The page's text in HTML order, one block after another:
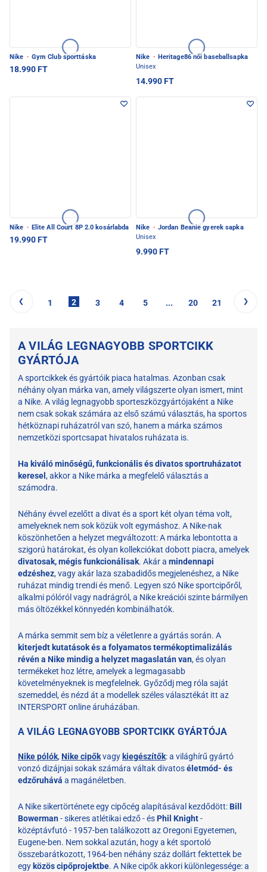
Nike · Gym Club sporttáska
18.990 FT
Nike · Heritage86 női baseballsapka
Unisex
14.990 FT
Nike · Elite All Court 8P 2.0 kosárlabda
19.990 FT
Nike · Jordan Beanie gyerek sapka
Unisex
9.990 FT
1 2 3 4 5 ... 20 21
A VILÁG LEGNAGYOBB SPORTCIKK
GYÁRTÓJA
A sportcikkek és gyártóik piaca hatalmas. Azonban csak
néhány olyan márka van, amely világszerte olyan ismert, mint
a Nike. A világ legnagyobb sporteszközgyártójaként a Nike
nem csak sokak számára az első számú választás, ha sportos
hétköznapi ruházatról van szó, hanem a márka számos
nemzetközi sportcsapat hivatalos ruházata is.
Ha kiváló minőségű, funkcionális és divatos sportruházatot
keresel , akkor a Nike márka a megfelelő választás a
számodra.
Néhány évvel ezelőtt a divat és a sport két olyan téma volt,
amelyeknek nem sok közük volt egymáshoz. A Nike-nak
köszönhetően a helyzet megváltozott: A márka lebontotta a
szigorú határokat, és olyan kollekciókat dobott piacra, amelyek
divatosak, mégis funkcionálisak. Akár a mindennapi
edzéshez, vagy akár laza szabadidős megjelenéshez, a Nike
ruházat mindig trendi és menő. Legyen szó Nike sportcipőről,
alkalmi pólóról vagy nadrágról, a Nike kreációi szinte bármilyen
más öltözékkel könnyedén kombinálhatók.
A márka semmit sem bíz a véletlenre a gyártás során. A
kiterjedt kutatások és a folyamatos termékoptimalizálás
révén a Nike mindig a helyzet magaslatán van, és olyan
termékeket hoz létre, amelyek a legmagasabb
követelményeknek is megfelelnek. Győződj meg róla saját
szemeddel, és nézd át a modellek széles választékát itt az
INTERSPORT online áruházában.
A VILÁG LEGNAGYOBB SPORTCIKK GYÁRTÓJA
Nike pólók,Nike cipőkvagy kiegészítők: a világhírű gyártó
vonzó dizájnjai sokak számára váltak divatoséletmód- és
edzőruhává a magánéletben.
A Nike sikertörténete egy cipőcég alapításával kezdődött:Bill
Bowerman- sikeres atlétikai edző - ésPhil Knight-
középtávfutó - 1957-ben találkozott az Oregoni Egyetemen,
Eugene-ben. Nem sokkal azután, hogy a két sportoló
összebarátkozott, 1964-ben néhány száz dollárt fektettek be
egy közös cipőprojektbe. A Nike cipők akkori különlegessége: a